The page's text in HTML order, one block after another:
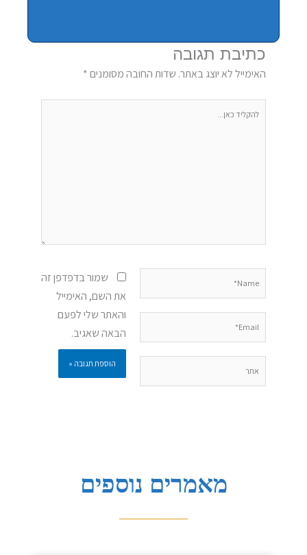
כתיבת תגובה
האימייל לא יוצג באתר. שדות החובה מסומנים*
להקליד
שמור בדפדפן זה
את השם, האימייל
והאתר שלי לפעם
הבאה שאגיב.
מאמרים נוספים